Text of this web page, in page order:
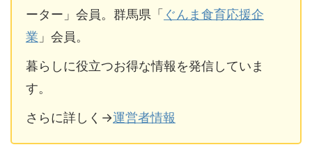
ーター」会員。群馬県「 ぐんま食育応援企
業 」会員。
暮らしに役立つお得な情報を発信していま
す。
さらに詳しく→運営者情報